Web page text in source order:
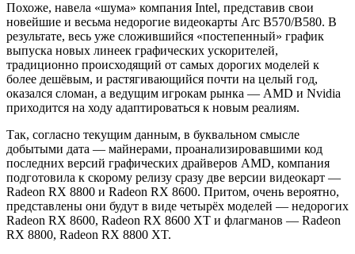
Похоже, навела «шума» компания Intel, представив свои
новейшие и весьма недорогие видеокарты Arc B570/B580. В
результате, весь уже сложившийся «постепенный» график
выпуска новых линеек графических ускорителей,
традиционно происходящий от самых дорогих моделей к
более дешёвым, и растягивающийся почти на целый год,
оказался сломан, а ведущим игрокам рынка — AMD и Nvidia
приходится на ходу адаптироваться к новым реалиям.
Так, согласно текущим данным, в буквальном смысле
добытыми дата — майнерами, проанализировавшими код
последних версий графических драйверов AMD, компания
подготовила к скорому релизу сразу две версии видеокарт —
Radeon RX 8800 и Radeon RX 8600. Притом, очень вероятно,
представлены они будут в виде четырёх моделей — недорогих
Radeon RX 8600, Radeon RX 8600 XT и флагманов — Radeon
RX 8800, Radeon RX 8800 XT.